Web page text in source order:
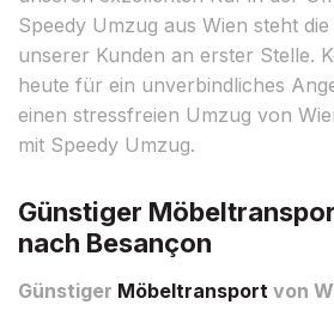
Speedy Umzug aus Wien steht
unserer Kunden an erster Stelle.
heute für ein unverbindliches
einen stressfreien Umzug von
mit Speedy Umzug.
Günstiger
nach Besançon
Günstiger Möbeltransport von